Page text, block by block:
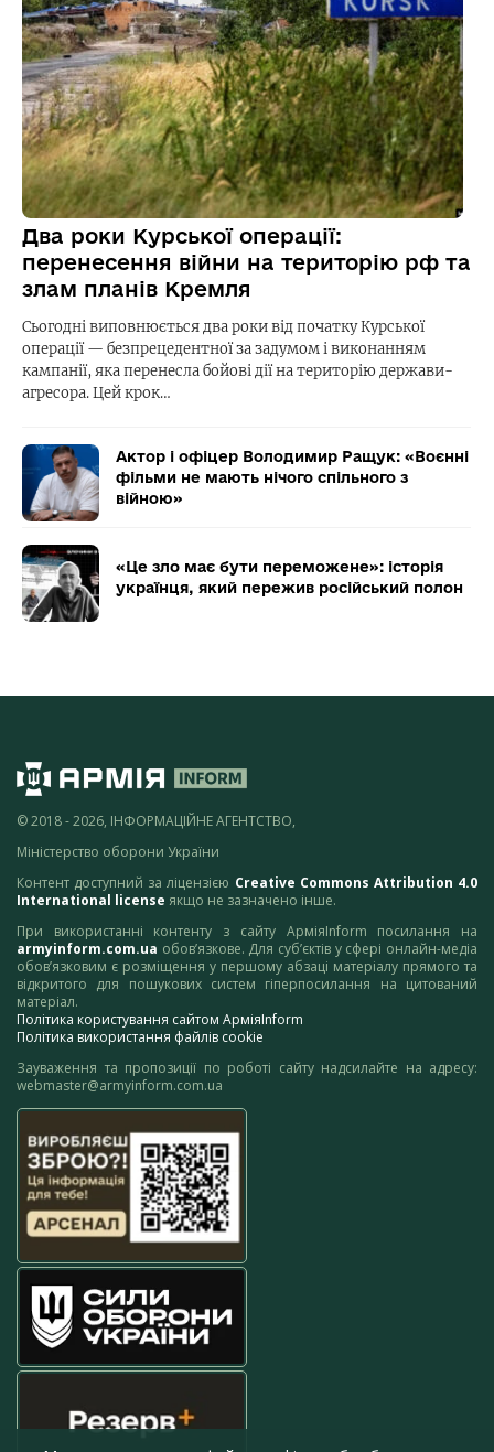
Два роки Курської операції:
перенесення війни на територію рф та
злам планів Кремля
Сьогодні виповнюється два роки від початку Курської
операції — безпрецедентної за задумом і виконанням
кампанії, яка перенесла бойові дії на територію держави-
агресора. Цей крок…
Актор і офіцер Володимир Ращук: «Воєнні
фільми не мають нічого спільного з
війною»
«Це зло має бути переможене»: історія
українця, який пережив російський полон
© 2018 - 2026, ІНФОРМАЦІЙНЕ АГЕНТСТВО,
Міністерство оборони України
Контент доступний за ліцензією Creative Commons Attribution 4.0
International license якщо не зазначено інше.
При використанні контенту з сайту АрміяInform посилання на
armyinform.com.ua обов’язкове. Для суб’єктів у сфері онлайн-медіа
обов’язковим є розміщення у першому абзаці матеріалу прямого та
відкритого для пошукових систем гіперпосилання на цитований
матеріал.
Політика користування сайтом АрміяInform
Політика використання файлів cookie
Зауваження та пропозиції по роботі сайту надсилайте на адресу:
webmaster@armyinform.com.ua